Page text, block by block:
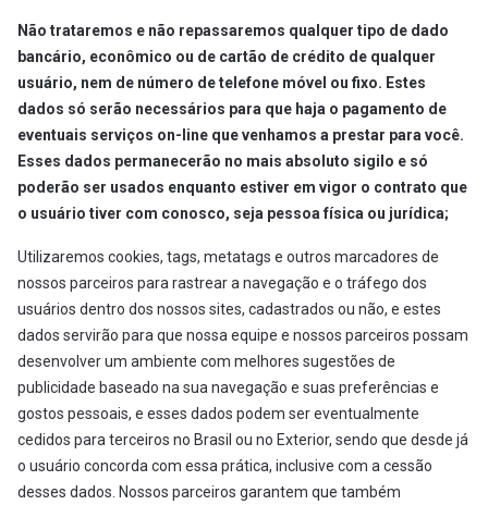
Não trataremos e não repassaremos qualquer tipo de dado
bancário, econômico ou de cartão de crédito de qualquer
usuário, nem de número de telefone móvel ou fixo. Estes
dados só serão necessários para que haja o pagamento de
eventuais serviços on-line que venhamos a prestar para você.
Esses dados permanecerão no mais absoluto sigilo e só
poderão ser usados enquanto estiver em vigor o contrato que
o usuário tiver com conosco, seja pessoa física ou jurídica;
Utilizaremos cookies, tags, metatags e outros marcadores de
nossos parceiros para rastrear a navegação e o tráfego dos
usuários dentro dos nossos sites, cadastrados ou não, e estes
dados servirão para que nossa equipe e nossos parceiros possam
desenvolver um ambiente com melhores sugestões de
publicidade baseado na sua navegação e suas preferências e
gostos pessoais, e esses dados podem ser eventualmente
cedidos para terceiros no Brasil ou no Exterior, sendo que desde já
o usuário concorda com essa prática, inclusive com a cessão
desses dados. Nossos parceiros garantem que também